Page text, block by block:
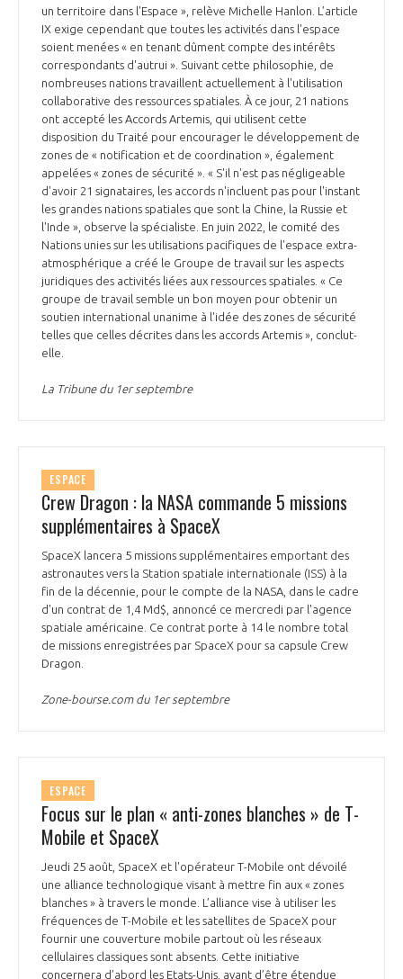
un territoire dans l'Espace », relève Michelle Hanlon. L’article
IX exige cependant que toutes les activités dans l'espace
soient menées « en tenant dûment compte des intérêts
correspondants d'autrui ». Suivant cette philosophie, de
nombreuses nations travaillent actuellement à l'utilisation
collaborative des ressources spatiales. À ce jour, 21 nations
ont accepté les Accords Artemis, qui utilisent cette
disposition du Traité pour encourager le développement de
zones de « notification et de coordination », également
appelées « zones de sécurité ». « S'il n'est pas négligeable
d'avoir 21 signataires, les accords n'incluent pas pour l'instant
les grandes nations spatiales que sont la Chine, la Russie et
l'Inde », observe la spécialiste. En juin 2022, le comité des
Nations unies sur les utilisations pacifiques de l'espace extra-
atmosphérique a créé le Groupe de travail sur les aspects
juridiques des activités liées aux ressources spatiales. « Ce
groupe de travail semble un bon moyen pour obtenir un
soutien international unanime à l'idée des zones de sécurité
telles que celles décrites dans les accords Artemis », conclut-
elle.
La Tribune du 1er septembre
ESPACE
Crew Dragon : la NASA commande 5 missions
supplémentaires à SpaceX
SpaceX lancera 5 missions supplémentaires emportant des
astronautes vers la Station spatiale internationale (ISS) à la
fin de la décennie, pour le compte de la NASA, dans le cadre
d'un contrat de 1,4 Md$, annoncé ce mercredi par l'agence
spatiale américaine. Ce contrat porte à 14 le nombre total
de missions enregistrées par SpaceX pour sa capsule Crew
Dragon.
Zone-bourse.com du 1er septembre
ESPACE
Focus sur le plan « anti-zones blanches » de T-
Mobile et SpaceX
Jeudi 25 août, SpaceX et l'opérateur T-Mobile ont dévoilé
une alliance technologique visant à mettre fin aux « zones
blanches » à travers le monde. L’alliance vise à utiliser les
fréquences de T-Mobile et les satellites de SpaceX pour
fournir une couverture mobile partout où les réseaux
cellulaires classiques sont absents. Cette initiative
concernera d’abord les Etats-Unis, avant d’être étendue